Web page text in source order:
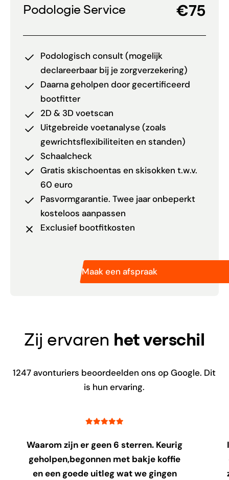
Podologie Service €75
Podologisch consult (mogelijk
declareerbaar bij je zorgverzekering)
Daarna geholpen door gecertificeerd
bootfitter
2D & 3D voetscan
Uitgebreide voetanalyse (zoals
gewrichtsflexibiliteiten en standen)
Schaalcheck
Gratis skischoentas en skisokken t.w.v.
60 euro
Pasvormgarantie. Twee jaar onbeperkt
kosteloos aanpassen
Exclusief bootfitkosten
Maak een afspraak
Zij ervaren het verschil
1247avonturiers beoordeelden ons op Google. Dit
is hun ervaring.
Waarom zijn er geen 6 sterren. Keurig
geholpen,begonnen met bakje koffie
en een goede uitleg wat we gingen